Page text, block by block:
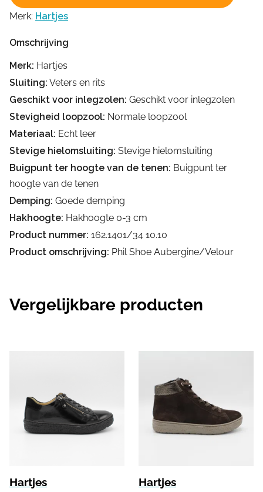
Merk: Hartjes
Omschrijving
Merk: Hartjes
Sluiting: Veters en rits
Geschikt voor inlegzolen: Geschikt voor inlegzolen
Stevigheid loopzool: Normale loopzool
Materiaal: Echt leer
Stevige hielomsluiting: Stevige hielomsluiting
Buigpunt ter hoogte van de tenen: Buigpunt ter
hoogte van de tenen
Demping: Goede demping
Hakhoogte: Hakhoogte 0-3 cm
Product nummer: 162.1401/34 10.10
Product omschrijving: Phil Shoe Aubergine/Velour
Vergelijkbare producten
Hartjes Hartjes